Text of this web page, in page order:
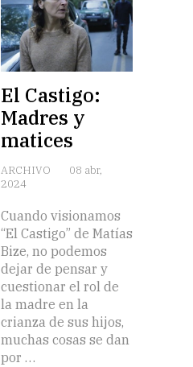
El Castigo:
Madres y
matices
ARCHIVO
08 abr,
2024
Cuando visionamos
“El Castigo” de Matías
Bize, no podemos
dejar de pensar y
cuestionar el rol de
la madre en la
crianza de sus hijos,
muchas cosas se dan
por …